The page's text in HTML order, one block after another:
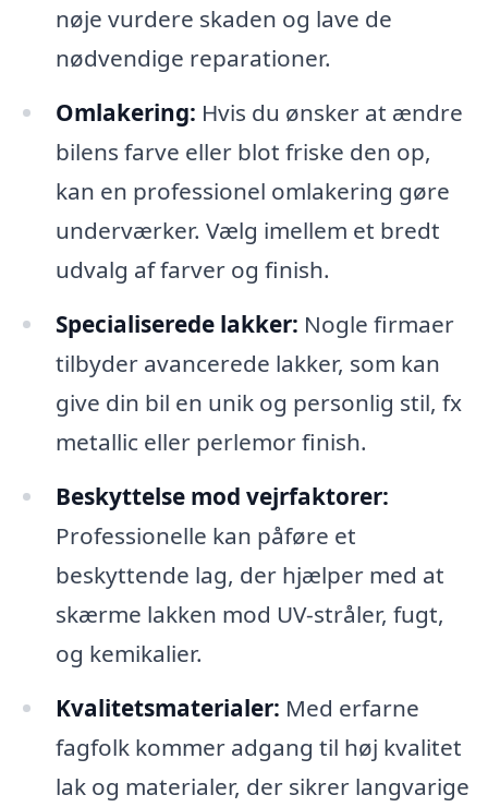
nøje vurdere skaden og lave de
nødvendige reparationer.
Omlakering: Hvis du ønsker at ændre
bilens farve eller blot friske den op,
kan en professionel omlakering gøre
underværker. Vælg imellem et bredt
udvalg af farver og finish.
Specialiserede lakker: Nogle firmaer
tilbyder avancerede lakker, som kan
give din bil en unik og personlig stil, fx
metallic eller perlemor finish.
Beskyttelse mod vejrfaktorer:
Professionelle kan påføre et
beskyttende lag, der hjælper med at
skærme lakken mod UV-stråler, fugt,
og kemikalier.
Kvalitetsmaterialer: Med erfarne
fagfolk kommer adgang til høj kvalitet
lak og materialer, der sikrer langvarige